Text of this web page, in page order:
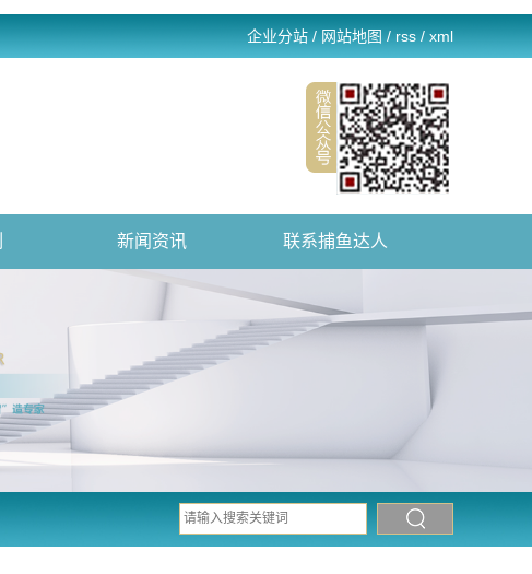
企业分站 / 网站地图 / rss / xml
新闻资讯 联系捕鱼达人